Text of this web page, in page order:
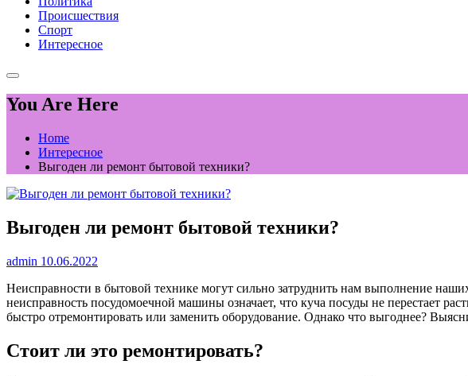
Происшествия
Спорт
Интересное
You Are Here
Home
Интересное
Выгоден ли ремонт бытовой техники?
Выгоден ли ремонт бытовой техники?
admin 10.06.2022
Неисправности в бытовой технике могут сильно затруднить нам выполнение
неисправность посудомоечной машины означает, что куча посуды не перестает
быстро отремонтировать или заменить оборудование. Однако что выгоднее?
Стоит ли это ремонтировать?